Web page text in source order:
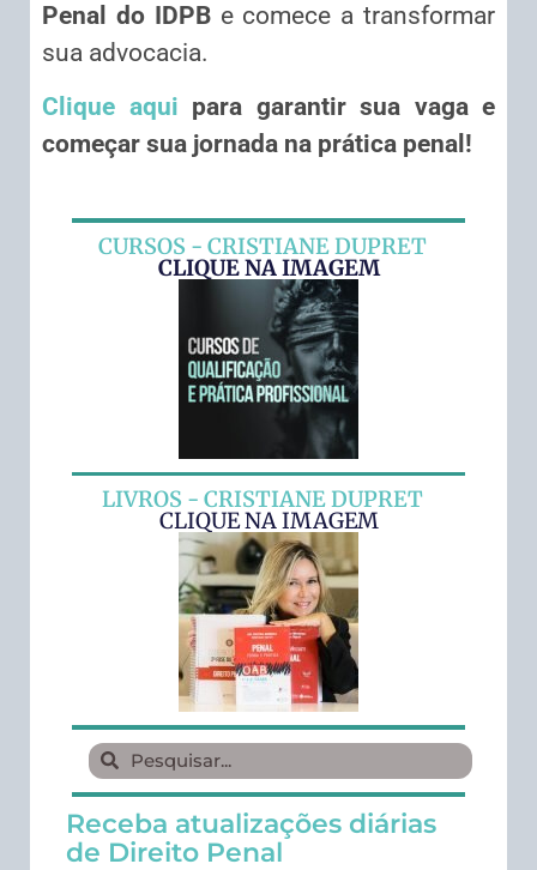
Penal do IDPBe comece a transformar
sua advocacia.
Clique aqui para garantir sua vaga e
começar sua jornada na prática penal!
CURSOS - CRISTIANE DUPRET
CLIQUE NA IMAGEM
LIVROS - CRISTIANE DUPRET
CLIQUE NA IMAGEM
Receba atualizações diárias
de Direito Penal